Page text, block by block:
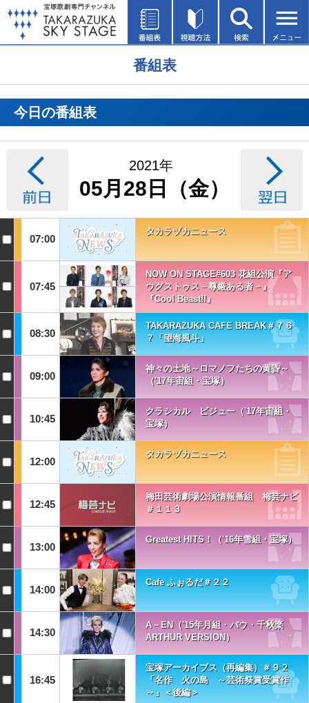
番組表
今日の番組表
2021年
05月28日（金）
07:00
タカラヅカニュース
07:45
NOW ON STAGE#603 花組公演『ア
ウグストゥス－尊厳ある者－』
『Cool Beast!!』
08:30
TAKARAZUKA CAFE BREAK＃７６
７「望海風斗」
09:00
神々の土地～ロマノフたちの黄昏～
（'17年宙組・宝塚）
10:45
クラシカル ビジュー（'17年宙組・
宝塚）
12:00
タカラヅカニュース
12:45
梅田芸術劇場公演情報番組 梅芸ナビ
＃１１３
13:00
Greatest HITS！（'16年雪組・宝塚）
14:00
Cafe ふぉるだ＃２２
14:30
A－EN（'15年月組・バウ・千秋楽
ARTHUR VERSION）
16:45
宝塚アーカイブス（再編集）＃９２
「名作 火の島 ～芸術祭賞受賞作
～」＜後編＞